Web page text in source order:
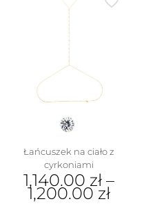
wiele
wariantów.
Opcje
można
wybrać
produktu
Łańcuszek na ciało z
cyrkoniami
1,140.00 zł –
1,200.00 zł